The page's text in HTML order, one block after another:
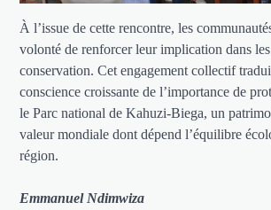
À l’issue de cette rencontre, les
volonté de renforcer leur implication dans
conservation. Cet engagement collectif
conscience croissante de l’importance de
le Parc national de Kahuzi-Biega, un
valeur mondiale dont dépend l’équilibre
région.
Emmanuel Ndimwiza